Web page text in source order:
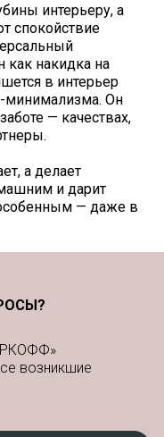
интерьеру, а
спокойствие
как накидка на
в интерьер
минимализма. Он
— качествах,
а делает
и дарит
— даже в
возникшие